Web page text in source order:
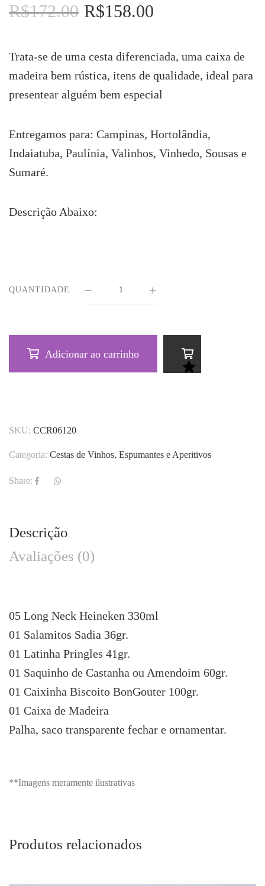
R$172.00 O
era:
R$172.00.
R$158.00
é:
R$158.00.
Trata-se de uma cesta diferenciada, uma caixa de
madeira bem rústica, itens de qualidade, ideal para
presentear alguém bem especial
Entregamos para: Campinas, Hortolândia,
Indaiatuba, Paulínia, Valinhos, Vinhedo, Sousas e
Sumaré.
Descrição Abaixo:
QUANTIDADE
Adicionar ao carrinho
SKU: CCR06120
Categoria: Cestas de Vinhos, Espumantes e Aperitivos
Share:
Descrição
Avaliações (0)
05 Long Neck Heineken 330ml
01 Salamitos Sadia 36gr.
01 Latinha Pringles 41gr.
01 Saquinho de Castanha ou Amendoim 60gr.
01 Caixinha Biscoito BonGouter 100gr.
01 Caixa de Madeira
Palha, saco transparente fechar e ornamentar.
**Imagens meramente ilustrativas
Produtos relacionados